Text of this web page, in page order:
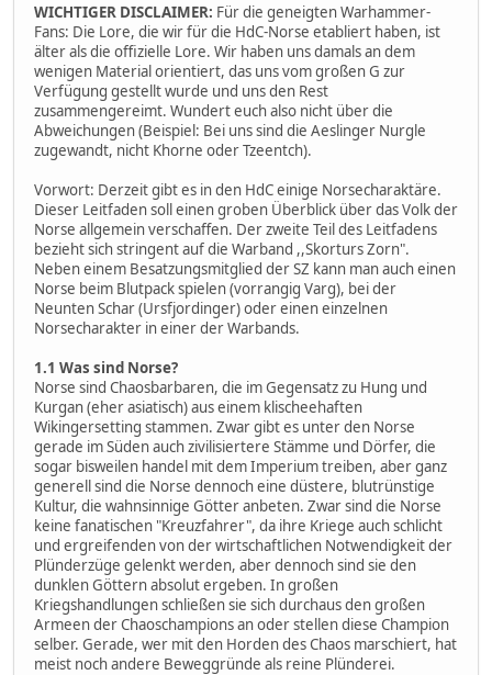
WICHTIGER DISCLAIMER: Für die geneigten Warhammer-
Fans: Die Lore, die wir für die HdC-Norse etabliert haben, ist
älter als die offizielle Lore. Wir haben uns damals an dem
wenigen Material orientiert, das uns vom großen G zur
Verfügung gestellt wurde und uns den Rest
zusammengereimt. Wundert euch also nicht über die
Abweichungen (Beispiel: Bei uns sind die Aeslinger Nurgle
zugewandt, nicht Khorne oder Tzeentch).
Vorwort: Derzeit gibt es in den HdC einige Norsecharaktäre.
Dieser Leitfaden soll einen groben Überblick über das Volk der
Norse allgemein verschaffen. Der zweite Teil des Leitfadens
bezieht sich stringent auf die Warband ,,Skorturs Zorn".
Neben einem Besatzungsmitglied der SZ kann man auch einen
Norse beim Blutpack spielen (vorrangig Varg), bei der
Neunten Schar (Ursfjordinger) oder einen einzelnen
Norsecharakter in einer der Warbands.
1.1 Was sind Norse?
Norse sind Chaosbarbaren, die im Gegensatz zu Hung und
Kurgan (eher asiatisch) aus einem klischeehaften
Wikingersetting stammen. Zwar gibt es unter den Norse
gerade im Süden auch zivilisiertere Stämme und Dörfer, die
sogar bisweilen handel mit dem Imperium treiben, aber ganz
generell sind die Norse dennoch eine düstere, blutrünstige
Kultur, die wahnsinnige Götter anbeten. Zwar sind die Norse
keine fanatischen "Kreuzfahrer", da ihre Kriege auch schlicht
und ergreifenden von der wirtschaftlichen Notwendigkeit der
Plünderzüge gelenkt werden, aber dennoch sind sie den
dunklen Göttern absolut ergeben. In großen
Kriegshandlungen schließen sie sich durchaus den großen
Armeen der Chaoschampions an oder stellen diese Champion
selber. Gerade, wer mit den Horden des Chaos marschiert, hat
meist noch andere Beweggründe als reine Plünderei.